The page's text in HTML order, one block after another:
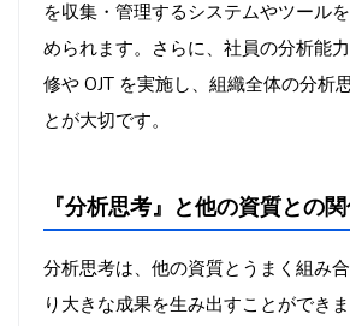
を収集・管理するシステムやツール
められます。さらに、社員の分析能
修や OJT を実施し、組織全体の分析
とが大切です。
『分析思考』と他の資質との
分析思考は、他の資質とうまく組み
り大きな成果を生み出すことができ